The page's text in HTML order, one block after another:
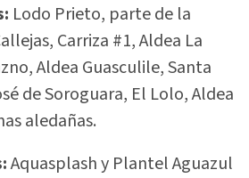
Lodo Prieto, parte de la
Carriza #1, Aldea La
Aldea Guasculile, Santa
de Soroguara, El Lolo, Aldea
aledañas.
Aquasplash y Plantel Aguazul